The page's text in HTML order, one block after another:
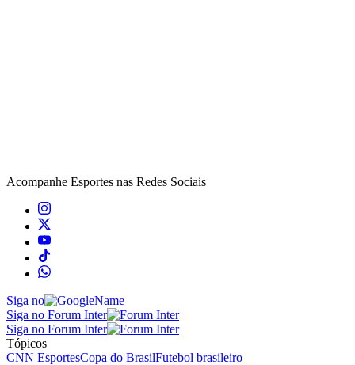
Acompanhe Esportes nas Redes Sociais
Siga no
Siga no Forum Inter
Siga no Forum Inter
Tópicos
CNN EsportesCopa do BrasilFutebol brasileiro